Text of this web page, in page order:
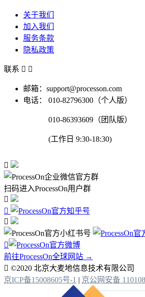
关于我们
加入我们
服务条款
隐私政策
联系  
邮箱：support@processon.com
电话：
010-82796300（个人版）
010-86393609（团队版）
(工作日 9:30-18:30)

扫码进入ProcessOn用户群




前往ProcessOn全球网站 →
 ©2020 北京大麦地信息技术有限公司
京ICP备15008605号-1 | 京公网安备